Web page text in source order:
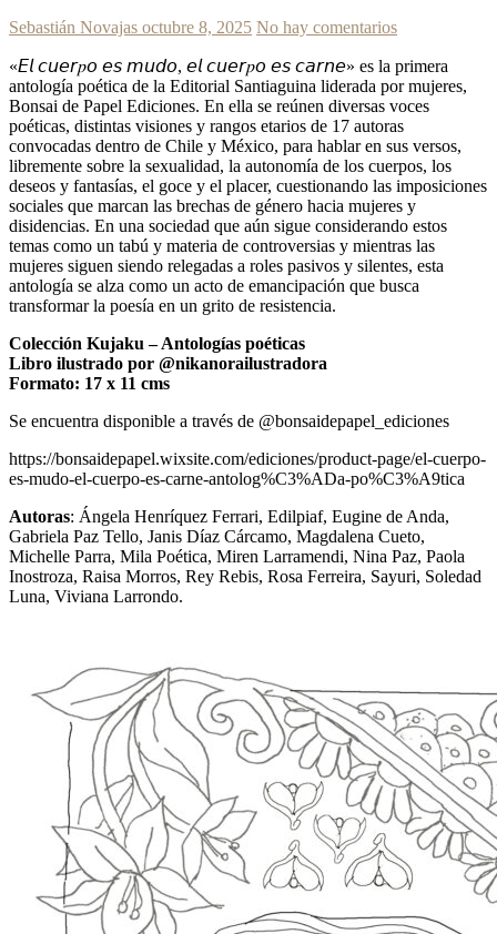
Sebastián Novajas octubre 8, 2025 No hay comentarios
«𝘌𝘭 𝘤𝘶𝘦𝘳𝑝𝘰 𝘦𝘴 𝘮𝘶𝘥𝘰, 𝘦𝘭 𝘤𝘶𝘦𝘳𝑝𝘰 𝘦𝘴 𝘤𝘢𝘳𝘯𝘦» es la primera
antología poética de la Editorial Santiaguina liderada por mujeres,
Bonsai de Papel Ediciones. En ella se reúnen diversas voces
poéticas, distintas visiones y rangos etarios de 17 autoras
convocadas dentro de Chile y México, para hablar en sus versos,
libremente sobre la sexualidad, la autonomía de los cuerpos, los
deseos y fantasías, el goce y el placer, cuestionando las imposiciones
sociales que marcan las brechas de género hacia mujeres y
disidencias. En una sociedad que aún sigue considerando estos
temas como un tabú y materia de controversias y mientras las
mujeres siguen siendo relegadas a roles pasivos y silentes, esta
antología se alza como un acto de emancipación que busca
transformar la poesía en un grito de resistencia.
Colección Kujaku – Antologías poéticas
Libro ilustrado por @nikanorailustradora
Formato: 17 x 11 cms
Se encuentra disponible a través de @bonsaidepapel_ediciones
https://bonsaidepapel.wixsite.com/ediciones/product-page/el-cuerpo-
es-mudo-el-cuerpo-es-carne-antolog%C3%ADa-po%C3%A9tica
Autoras: Ángela Henríquez Ferrari, Edilpiaf, Eugine de Anda,
Gabriela Paz Tello, Janis Díaz Cárcamo, Magdalena Cueto,
Michelle Parra, Mila Poética, Miren Larramendi, Nina Paz, Paola
Inostroza, Raisa Morros, Rey Rebis, Rosa Ferreira, Sayuri, Soledad
Luna, Viviana Larrondo.